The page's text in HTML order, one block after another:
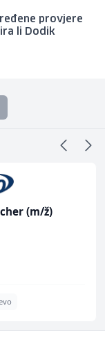
provjere
li Dodik
(m/ž)